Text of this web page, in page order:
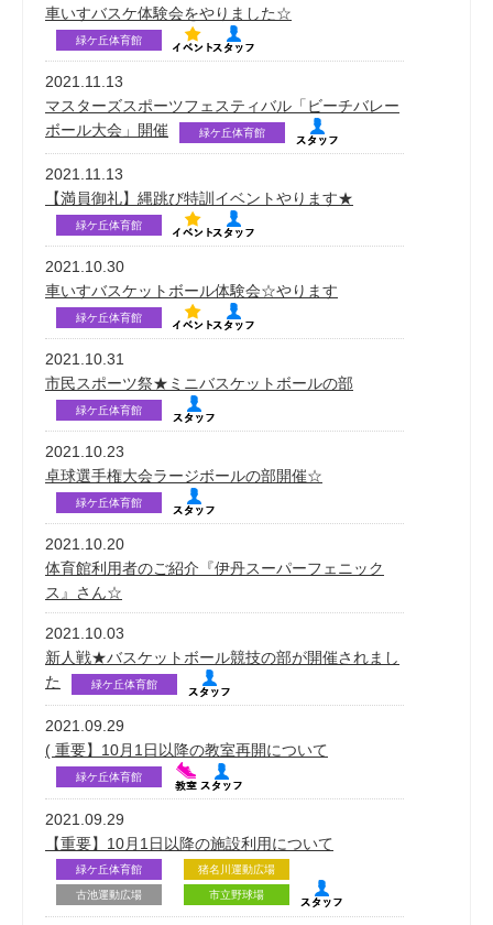
車いすバスケ体験会をやりました☆
緑ケ丘体育館
2021.11.13
マスターズスポーツフェスティバル「ビーチバレー
ボール大会」開催
緑ケ丘体育館
2021.11.13
【満員御礼】縄跳び特訓イベントやります★
緑ケ丘体育館
2021.10.30
車いすバスケットボール体験会☆やります
緑ケ丘体育館
2021.10.31
市民スポーツ祭★ミニバスケットボールの部
緑ケ丘体育館
2021.10.23
卓球選手権大会ラージボールの部開催☆
緑ケ丘体育館
2021.10.20
体育館利用者のご紹介『伊丹スーパーフェニック
ス』さん☆
2021.10.03
新人戦★バスケットボール競技の部が開催されまし
た
緑ケ丘体育館
2021.09.29
( 重要】10月1日以降の教室再開について
緑ケ丘体育館
2021.09.29
【重要】10月1日以降の施設利用について
緑ケ丘体育館 猪名川運動広場
古池運動広場 市立野球場